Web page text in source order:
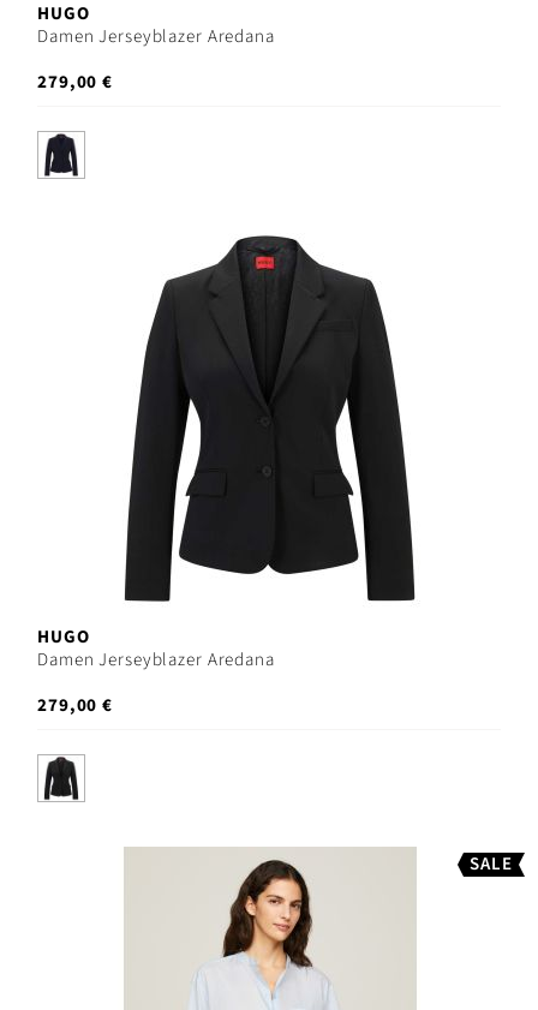
HUGO
Damen Jerseyblazer Aredana
279,00 €
HUGO
Damen Jerseyblazer Aredana
279,00 €
SALE